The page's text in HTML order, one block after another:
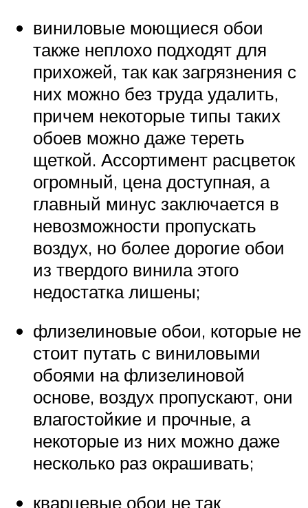
виниловые моющиеся обои
также неплохо подходят для
прихожей, так как загрязнения с
них можно без труда удалить,
причем некоторые типы таких
обоев можно даже тереть
щеткой. Ассортимент расцветок
огромный, цена доступная, а
главный минус заключается в
невозможности пропускать
воздух, но более дорогие обои
из твердого винила этого
недостатка лишены;
флизелиновые обои, которые не
стоит путать с виниловыми
обоями на флизелиновой
основе, воздух пропускают, они
влагостойкие и прочные, а
некоторые из них можно даже
несколько раз окрашивать;
кварцевые обои не так